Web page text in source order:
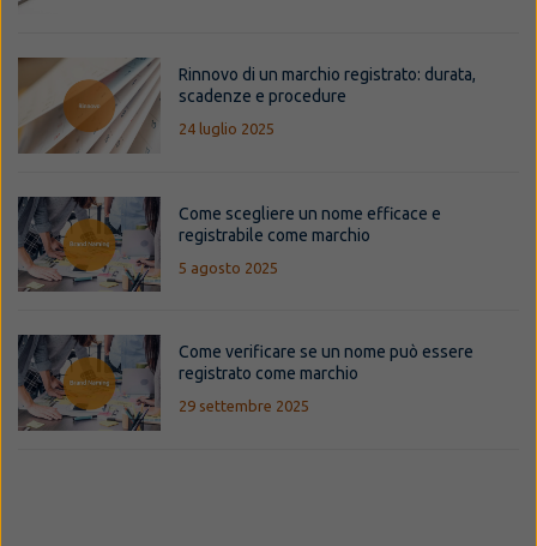
Rinnovo di un marchio registrato: durata,
scadenze e procedure
24 luglio 2025
Come scegliere un nome efficace e
registrabile come marchio
5 agosto 2025
Come verificare se un nome può essere
registrato come marchio
29 settembre 2025